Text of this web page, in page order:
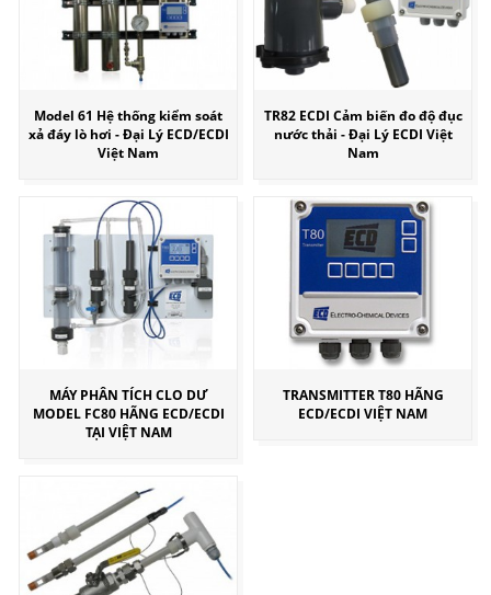
Model 61 Hệ thống kiểm soát
xả đáy lò hơi - Đại Lý ECD/ECDI
Việt Nam
TR82 ECDI Cảm biến đo độ đục
nước thải - Đại Lý ECDI Việt
Nam
MÁY PHÂN TÍCH CLO DƯ
MODEL FC80 HÃNG ECD/ECDI
TẠI VIỆT NAM
TRANSMITTER T80 HÃNG
ECD/ECDI VIỆT NAM